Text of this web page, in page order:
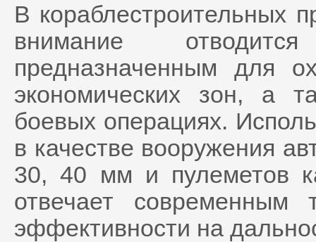
В кораблестроительных
внимание
предназначенным для
экономических зон, а
боевых операциях.
в качестве вооружения
30, 40 мм и пулеметов
отвечает
эффективности на